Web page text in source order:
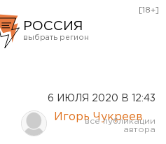
РОССИЯ
Курган
Оренбург
[18+]
6 ИЮЛЯ 2020 В 12:43
Игорь Чукреев